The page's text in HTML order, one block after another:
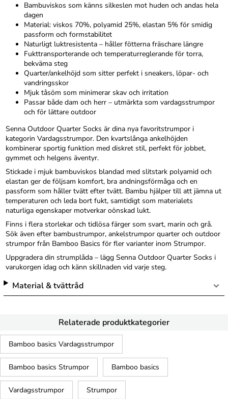
Bambuviskos som känns silkeslen mot huden och andas hela
dagen
Material: viskos 70%, polyamid 25%, elastan 5% för smidig
passform och formstabilitet
Naturligt luktresistenta – håller fötterna fräschare längre
Fukttransporterande och temperaturreglerande för torra,
bekväma steg
Quarter/ankelhöjd som sitter perfekt i sneakers, löpar- och
vandringsskor
Mjuk tåsöm som minimerar skav och irritation
Passar både dam och herr – utmärkta som vardagsstrumpor
och för lättare outdoor
Senna Outdoor Quarter Socks är dina nya favoritstrumpor i
kategorin Vardagsstrumpor. Den kvartslånga ankelhöjden
kombinerar sportig funktion med diskret stil, perfekt för jobbet,
gymmet och helgens äventyr.
Stickade i mjuk bambuviskos blandad med slitstark polyamid och
elastan ger de följsam komfort, bra andningsförmåga och en
passform som håller tvätt efter tvätt. Bambu hjälper till att jämna ut
temperaturen och leda bort fukt, samtidigt som materialets
naturliga egenskaper motverkar oönskad lukt.
Finns i flera storlekar och tidlösa färger som svart, marin och grå.
Sök även efter bambustrumpor, ankelstrumpor quarter och outdoor
strumpor från Bamboo Basics för fler varianter inom Strumpor.
Uppgradera din strumplåda – lägg Senna Outdoor Quarter Socks i
varukorgen idag och känn skillnaden vid varje steg.
Material & tvättråd
Relaterade produktkategorier
Bamboo basics Vardagsstrumpor
Bamboo basics Strumpor Bamboo basics
Vardagsstrumpor Strumpor